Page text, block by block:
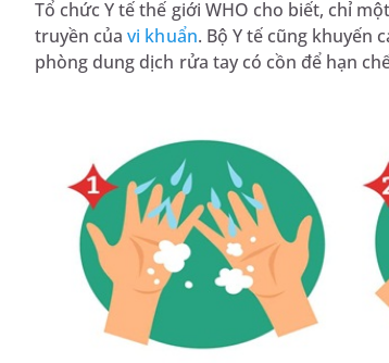
Tổ chức Y tế thế giới WHO cho biết, chỉ
truyền củavi khuẩn. Bộ Y tế cũng khuyến
phòng dung dịch rửa tay có cồn để hạn